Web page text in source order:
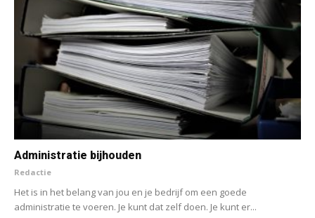
Administratie bijhouden
Redactie
Het is in het belang van jou en je bedrijf om een goede
administratie te voeren. Je kunt dat zelf doen. Je kunt er...